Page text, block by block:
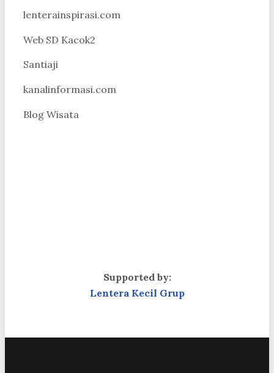
lenterainspirasi.com
Web SD Kacok2
Santiaji
kanalinformasi.com
Blog Wisata
Supported by:
Lentera Kecil Grup